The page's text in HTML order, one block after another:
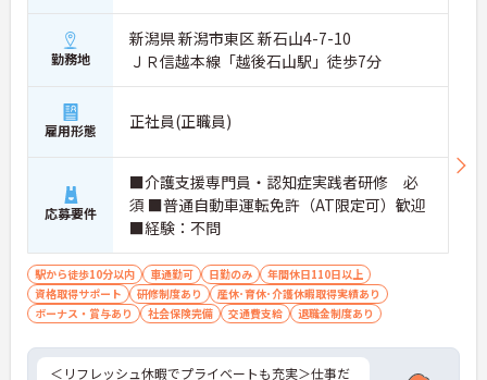
★おすすめPOINT★
・基本土日休みをベースとした週休2日制に加え、
月1回のリフレッシュ休暇が用意されています。ま
た、未就学児をお持ちの方にはこども休暇が付与さ
活用し、ご自身の生活を大切にしながら働き続ける
ことができます。
・実務未経験の方も安心できるよう、専任の指導担
当者によるOJT研修や、段階に応じたオンライン・
階層別研修が用意されています。40年以上の歴史を
持つ大手法人のノウハウを吸収しながら、着実に専
門職としてのキャリアを広げていくことが可能で
す。
・独自の福利厚生制度「ツクイPLUS」により、結
婚・出生・入学時の給付金（5,000円～2万円）や、
年1回7,000円の宿泊費補助、最大1万円のヘルスチ
ェック補助など、従業員の生活を豊かにするサポー
トが充実しています。また、扶養手当（配偶者1万
円、満18歳未満の子5千円）やプラン数に応じた手
勤務地
新潟県 新潟市東区 新石山4-7-10
ＪＲ信越本線「越後石山駅」徒歩7分
雇用形態 正社員(正職員)
応募要件
■介護支援専門員・認知症実践者研修 必
須 ■普通自動車運転免許（AT限定可）歓迎
■経験：不問
駅から徒歩10分以内 車通勤可 日勤のみ
年間休日110日以上
資格取得サポート
研修制度あり
産休･育休･介護休暇取得実績あり
ボーナス・賞与あり
社会保険完備 交通費支給 退職金制度あり
＜リフレッシュ休暇でプライベートも充実＞仕事だ